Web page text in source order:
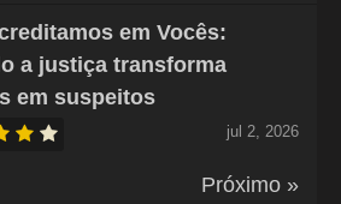
em Vocês:
a justiça transforma
em suspeitos
jul 2, 2026
Próximo »